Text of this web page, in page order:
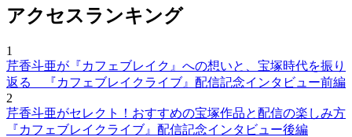
アクセスランキング
1
芹香斗亜が『カフェブレイク』への想いと、宝塚時代を振り
返る 『カフェブレイクライブ』配信記念インタビュー前編
2
芹香斗亜がセレクト！おすすめの宝塚作品と配信の楽しみ方
『カフェブレイクライブ』配信記念インタビュー後編